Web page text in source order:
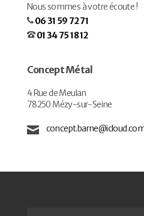
Nous sommes à votre écoute !
06 31 59 72 71
01 34 75 18 12
Concept Métal
4 Rue de Meulan
78250 Mézy-sur-Seine